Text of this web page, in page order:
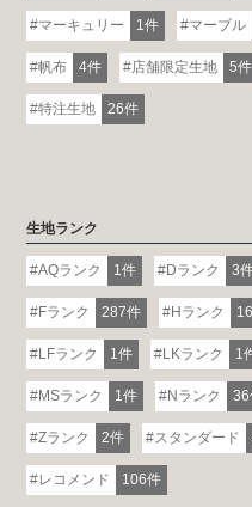
マーキュリー 1件 マーブル
帆布 4件 店舗限定生地 5件
特注生地 26件
生地ランク
AQランク 1件 Dランク 3
Fランク 287件 Hランク
LFランク 1件 LKランク 1
MSランク 1件 Nランク 36
Zランク 2件 スタンダード
レコメンド 106件